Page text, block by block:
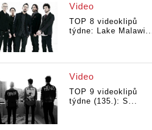
Video
TOP 8 videoklipů
týdne: Lake Malawi...
Video
TOP 9 videoklipů
týdne (135.): S...